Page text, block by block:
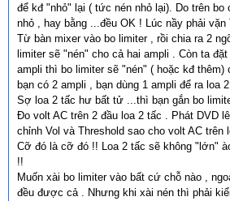
để kđ "nhỏ" lại ( tức nén nhỏ lại). Do trên bo
nhỏ , hay bằng ...đều OK ! Lúc nầy phải vặn
Từ bàn mixer vào bo limiter , rồi chia ra 2
limiter sẽ "nén" cho cả hai ampli . Còn ta
ampli thì bo limiter sẽ "nén" ( hoặc kđ thêm)
bạn có 2 ampli , bạn dùng 1 ampli để ra loa
Sợ loa 2 tấc hư bất tử ...thì bạn gắn bo
Đo volt AC trên 2 đầu loa 2 tấc . Phát DVD
chỉnh Vol và Threshold sao cho volt AC
Cỡ đó là cỡ đó !! Loa 2 tấc sẽ không "lớn"
!!
Muốn xài bo limiter vào bất cứ chỗ nào ,
đều được cả . Nhưng khi xài nén thì phải